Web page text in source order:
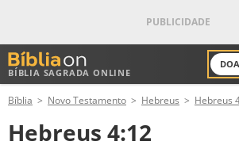
BÍBLIA SAGRADA ONLINE
ANTIGO TESTAMENTO
NOVO TESTAMENTO
Bíblia Novo Testamento Hebreus Hebreus
Hebreus 4:12